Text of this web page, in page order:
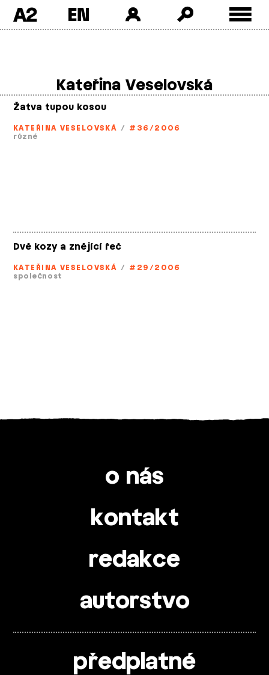
A2
Kateřina Veselovská
Žatva tupou kosou
KATEŘINA VESELOVSKÁ / #36/2006
různé
Dvě kozy a znějící řeč
KATEŘINA VESELOVSKÁ / #29/2006
společnost
o nás
kontakt
redakce
autorstvo
předplatné